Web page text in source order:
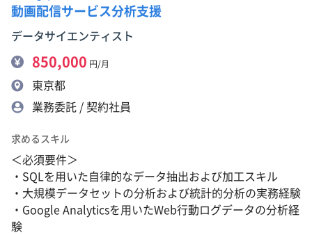
動画配信サービス分析支援
データサイエンティスト
850,000 円/月
東京都
業務委託 / 契約社員
求めるスキル
＜必須要件＞
・SQLを用いた自律的なデータ抽出および加工スキル
・大規模データセットの分析および統計的分析の実務経験
・Google Analyticsを用いたWeb行動ログデータの分析経
験